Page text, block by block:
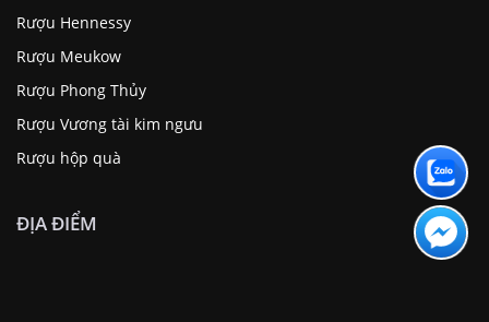
Rượu Hennessy
Rượu Meukow
Rượu Phong Thủy
Rượu Vương tài kim ngưu
Rượu hộp quà
ĐỊA ĐIỂM